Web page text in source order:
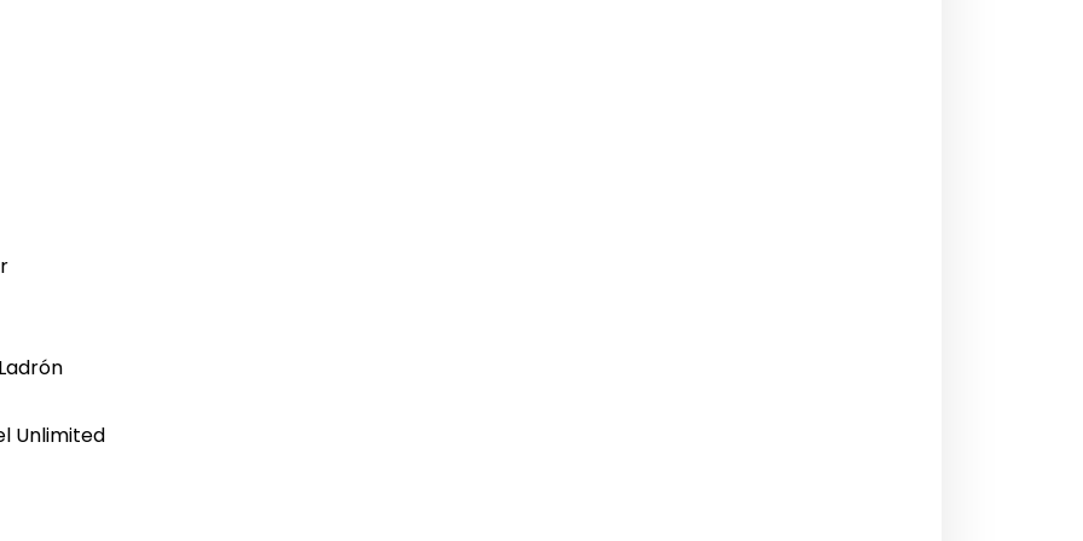
Unlimited